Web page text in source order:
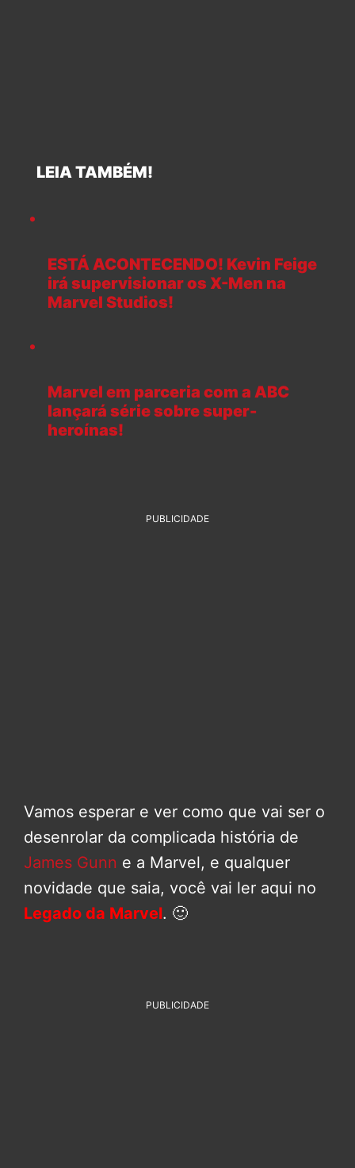
LEIA TAMBÉM!
ESTÁ ACONTECENDO! Kevin Feige
irá supervisionar os X-Men na
Marvel Studios!
Marvel em parceria com a ABC
lançará série sobre super-
heroínas!
PUBLICIDADE
Vamos esperar e ver como que vai ser o
desenrolar da complicada história de
James Gunn e a Marvel, e qualquer
novidade que saia, você vai ler aqui no
Legado da Marvel. 🙂
PUBLICIDADE